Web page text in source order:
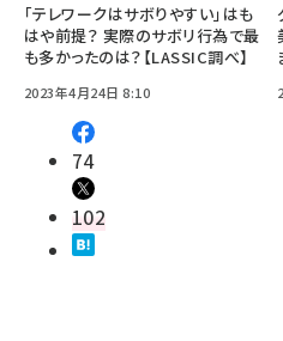
「テレワークはサボりやすい」はも
はや前提？ 実際のサボリ行為で最
も多かったのは？【LASSIC調べ】
2023年4月24日 8:10
74
102